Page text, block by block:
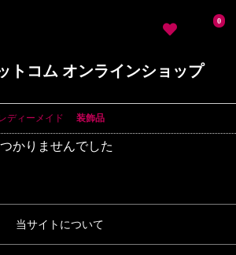
0
トコム オンラインショップ
ディーメイド 装飾品
かりませんでした
当サイトについて